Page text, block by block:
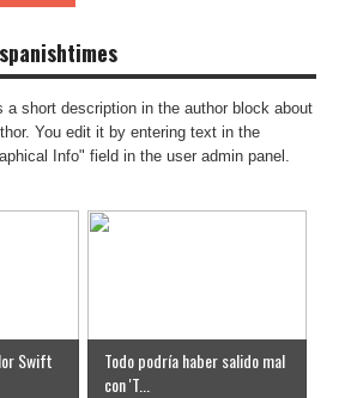
a short description in the author block about
You edit it by entering text in the
Info" field in the user admin panel.
Swift
Todo podría haber salido mal
con 'T...